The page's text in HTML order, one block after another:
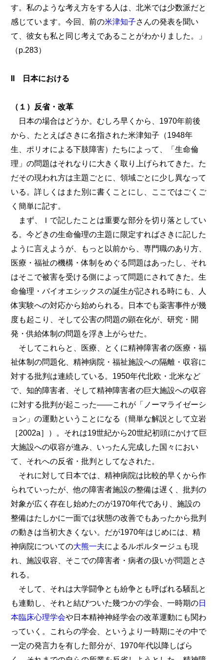
す。私のような考え方をする人は、北米では少数派だと
感じています。今回、前の米津知子さんの発表を聞い
て、彼女も私と同じ考えであることがわかりました。」
（p.283）
II 日本における
（１）反省・改革
日本の場合はどうか。むしろ早くから、1970年前後
から、たとえばさきに名指された米津知子（1948年
生、ポリオによる下肢障害）たちによって、「生命倫
理」の問題はそれなりに大きく取り上げられてきた。た
だその現われ方は主題ごとに、領域ごとに少し異なって
いる。詳しくはまた別に書くことにし、ここではごくご
く簡単に記す。
まず、Ｉで記したことは重要な部分を切り落としてい
る。今どきの生命倫理の主題に限定すればさきに記した
ように言えようが、もっと以前から、専門職のあり方、
医療・福祉の機構・体制をめぐる問題はあったし、それ
はそこで被害を受ける側によって問題にされてきた。生
命倫理・バイオエシックスの誕生が記される時にも、人
体実験への対応から始められる。日本でも薬害事件が幾
度も起こり、そして公害の問題の顕在化が、研究・開
発・供給体制の問題を浮き上がらせた。
そしてこれらと、医療、とくに精神障害者の医療・福
祉体制の問題化、精神病院・福祉施設への隔離・収容に
対する批判は連続している。1950年代北欧・北米など
で、知的障害者、そして精神障害者の巨大施設への収容
に対する批判が起こった――これが「ノーマライゼーシ
ョン」の運動ということになる（簡単な解説として立岩
［2002a］）。それは19世紀から20世紀初頭にかけて巨
大施設への収容が進み、いったん完成した国々におい
て、それへの反省・批判としてなされた。
それに対して日本では、精神病院は比較的早くから作
られていったが、他の障害者施設の整備は遅く、批判の
対象が広く存在し始めたのが1970年代であり、施設の
整備はたしかに一面では状態の改善でもあったから批判
の動きは当初大きくない。だが1970年はじめには、精
神病院についての大熊一夫によるルポルタージュも現
れ、施設収容、そこでの障害者・病者の扱いが問題とさ
れる。
そして、それは大学闘争とも紛争とも呼ばれる騒乱と
も連動し、それと結びついた幾つかの学会、一時期の日
本臨床心理学会や日本精神神経学会の改革運動にも関わ
っていく。これらの学会、というより一時期にその中で
一定の発言力を有した部分が、1970年代以降しばら